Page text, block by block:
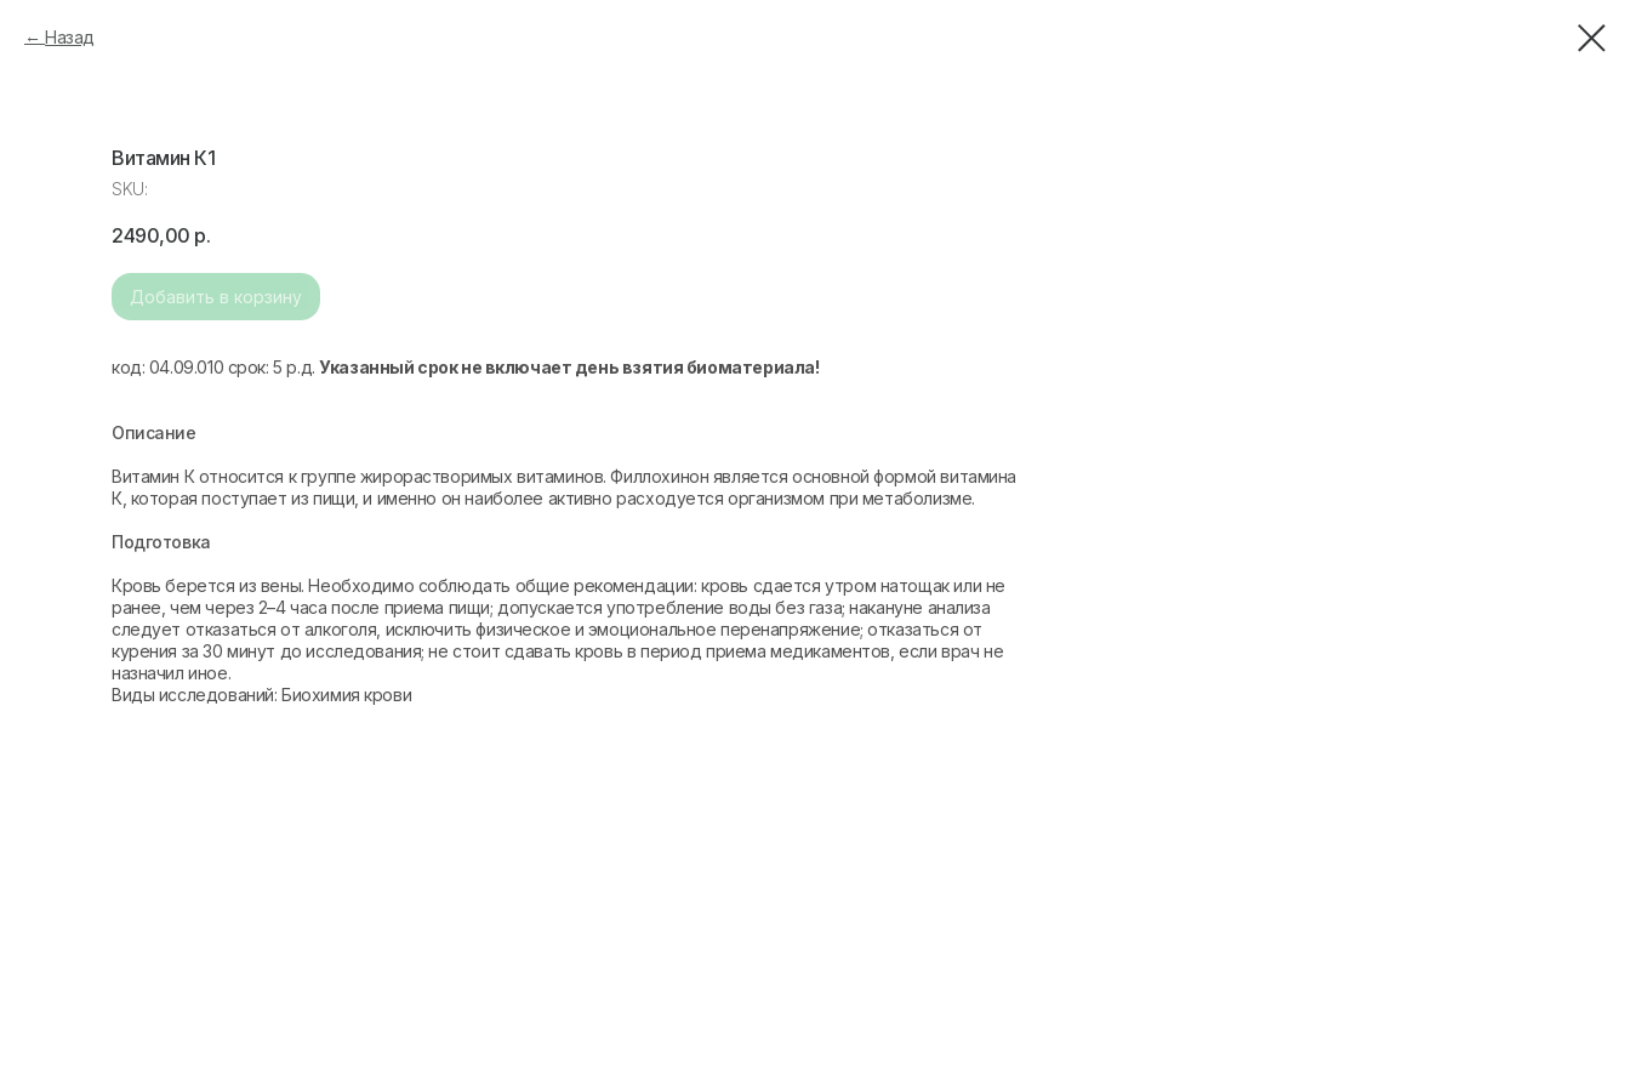
Назад
Витамин К1
SKU:
2490,00 р.
Добавить в корзину
код: 04.09.010 срок: 5 р.д.Указанный срок не включает день взятия биоматериала!
Описание
Витамин К относится к группе жирорастворимых витаминов. Филлохинон является основной формой витамина
К, которая поступает из пищи, и именно он наиболее активно расходуется организмом при метаболизме.
Подготовка
Кровь берется из вены. Необходимо соблюдать общие рекомендации: кровь сдается утром натощак или не
ранее, чем через 2–4 часа после приема пищи; допускается употребление воды без газа; накануне анализа
следует отказаться от алкоголя, исключить физическое и эмоциональное перенапряжение; отказаться от
курения за 30 минут до исследования; не стоит сдавать кровь в период приема медикаментов, если врач не
назначил иное.
Виды исследований: Биохимия крови